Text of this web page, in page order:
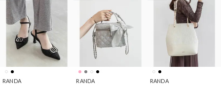
RANDA RANDA RANDA